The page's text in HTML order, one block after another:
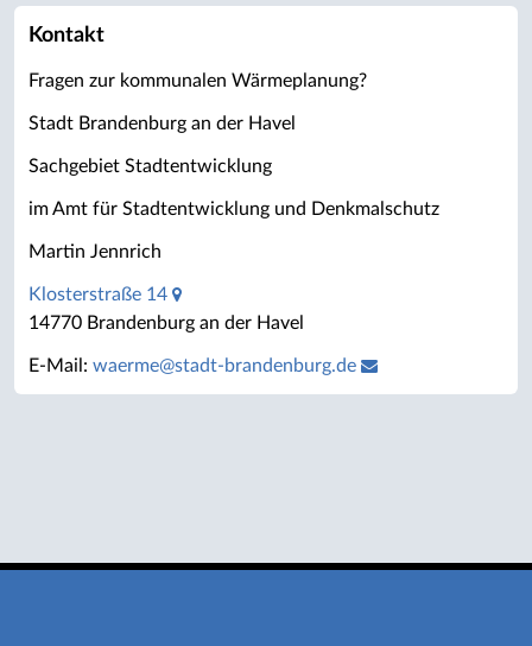
Kontakt
Fragen zur kommunalen Wärmeplanung?
Stadt Brandenburg an der Havel
Sachgebiet Stadtentwicklung
im Amt für Stadtentwicklung und Denkmalschutz
Martin Jennrich
Klosterstraße 14
14770 Brandenburg an der Havel
E-Mail: waerme@stadt-brandenburg.de